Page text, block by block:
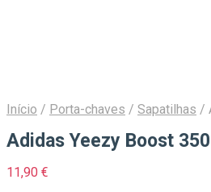
Início / Porta-chaves / Sapatilhas /
Adidas Yeezy Boost 350
11,90 €